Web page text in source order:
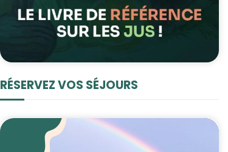
RÉSERVEZ VOS SÉJOURS